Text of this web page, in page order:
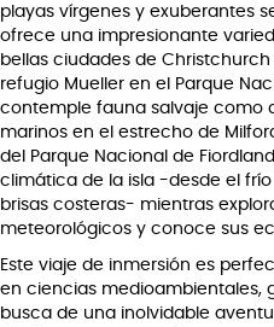
playas vírgenes y exuberantes
ofrece una impresionante
bellas ciudades de
refugio Mueller en el Parque
contemple fauna salvaje como
marinos en el estrecho de
del Parque Nacional de
climática de la isla -desde el
brisas costeras- mientras
meteorológicos y conoce sus
Este viaje de inmersión es
en ciencias medioambientales,
busca de una inolvidable